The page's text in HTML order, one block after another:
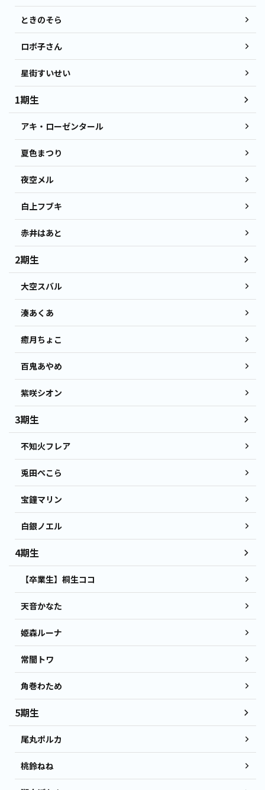
ときのそら
ロボ子さん
星街すいせい
1期生
アキ・ローゼンタール
夏色まつり
夜空メル
白上フブキ
赤井はあと
2期生
大空スバル
湊あくあ
癒月ちょこ
百鬼あやめ
紫咲シオン
3期生
不知火フレア
兎田ぺこら
宝鐘マリン
白銀ノエル
4期生
【卒業生】桐生ココ
天音かなた
姫森ルーナ
常闇トワ
角巻わため
5期生
尾丸ポルカ
桃鈴ねね